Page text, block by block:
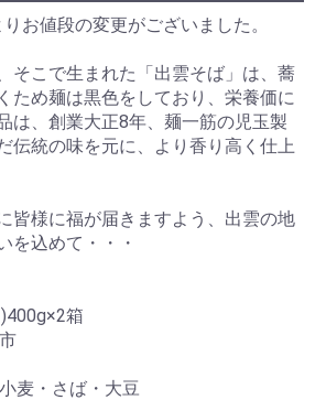
お値段の変更がございました。
そこで生まれた「出雲そば」は、蕎
ため麺は黒色をしており、栄養価に
は、創業大正8年、麺一筋の児玉製
伝統の味を元に、より香り高く仕上
皆様に福が届きますよう、出雲の地
を込めて・・・
箱
麦・さば・大豆